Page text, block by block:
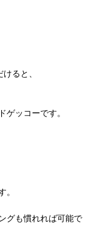
ると、
ッコーです。
。
グも慣れれば可能で